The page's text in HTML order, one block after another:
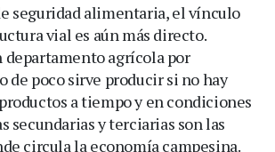
seguridad alimentaria, el vínculo
vial es aún más directo.
departamento agrícola por
de poco sirve producir si no hay
a tiempo y en condiciones
secundarias y terciarias son las
circula la economía campesina.